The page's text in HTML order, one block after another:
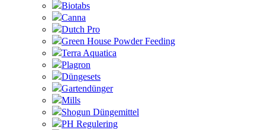
Biotabs
Canna
Dutch Pro
Green House Powder Feeding
Terra Aquatica
Plagron
Düngesets
Gartendünger
Mills
Shogun Düngemittel
PH Regulering